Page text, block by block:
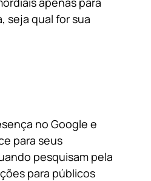
seja qual for sua
no Google e
para seus
pesquisam pela
para públicos